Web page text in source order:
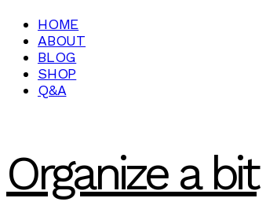
HOME
ABOUT
BLOG
SHOP
Q&A
Organize a bit